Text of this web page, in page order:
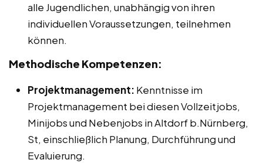
alle Jugendlichen, unabhängig von ihren
individuellen Voraussetzungen, teilnehmen
können.
Methodische Kompetenzen:
Projektmanagement: Kenntnisse im
Projektmanagement bei diesen Vollzeitjobs,
Minijobs und Nebenjobs in Altdorf b.Nürnberg,
St, einschließlich Planung, Durchführung und
Evaluierung.